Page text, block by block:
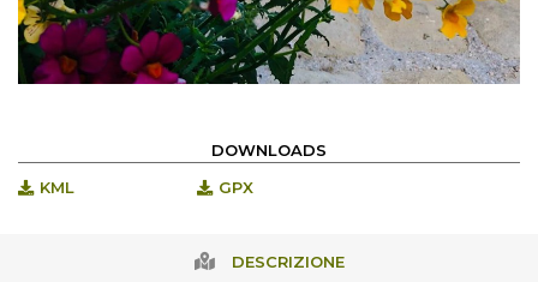
DOWNLOADS
KML
GPX
DESCRIZIONE